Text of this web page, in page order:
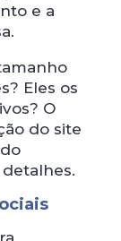
e a
Eles os
O
do site